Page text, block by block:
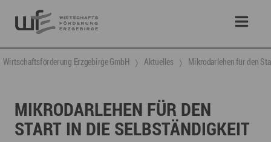
Wirtschaftsförderung Erzgebirge GmbH Aktuelles Mikrodarlehen für den
MIKRODARLEHEN FÜR DEN
START IN DIE SELBSTÄNDIGKEIT